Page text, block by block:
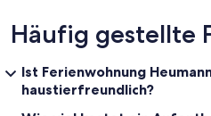
Häufig gestellte
Ist Ferienwohnung
haustierfreundlich?